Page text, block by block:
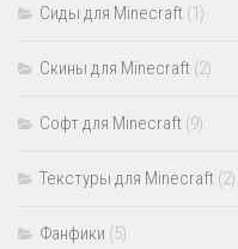
Сиды для Minecraft (1)
Скины для Minecraft (2)
Софт для Minecraft (9)
Текстуры для Minecraft (2)
Фанфики (5)